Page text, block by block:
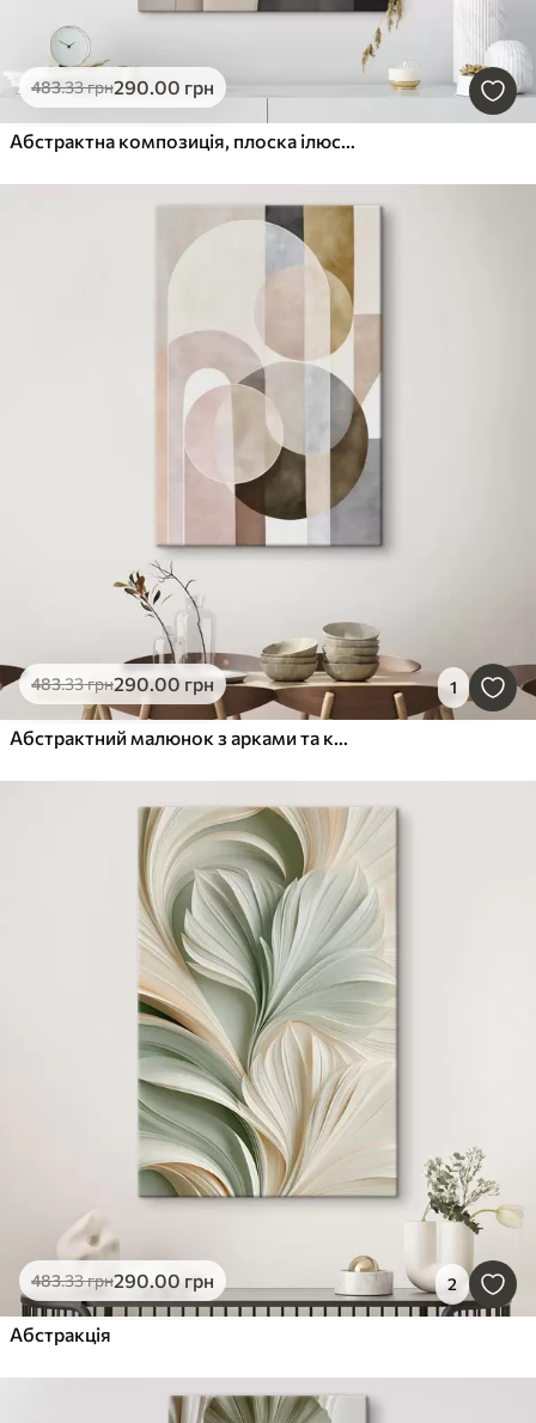
483.33грн290.00 грн
Абстрактна композиція, плоска ілюстрація
483.33грн290.00 грн 1
Абстрактний малюнок з арками та колами
483.33грн290.00 грн 2
Абстракція